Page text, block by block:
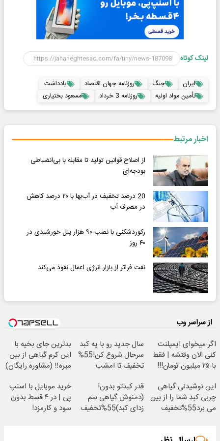
لینک کوتاه
ایران جنگ روزنامه جهان اقتصاد
یادداشت
تأمین مواد اولیه
روزنامه 3 خرداد مسعود بختیاری
اخبار مرتبط
از اصلاح قوانین تولید تا مقابله با بی‌انضباطی
بودجه‌ای
20 درصد تخفیف در آب‌بها با ۲۰ درصد کاهش
در مصرف آب
رکوردشکنی با نصب ۹۰ هزار پنل خورشیدی در
۴۰ روز
نفت فراتر از بازار انرژی اعمال نفوذ می‌کند
از سراسر وب
اگر میخوای ایمپلنت
کنی الان وقتشه | فقط
با ۲۵ میلیون تومان!!!
سال جدید رو با یه کبد
سرحال شروع کن!55%
تخفیف تا امشب
بدترین جای بخیه با
این کرم گیاهی از بین
میره‼️ (مشاوره رایگان)
این نوشیدنی گیاهی
چربی کبد شما را از بین
می برد55%تخفیف
قدر کبدتو بدون!
(دمنوش گیاهی سم
زدای کبد)55%تخفیف
خرید موبایل با اسنپ
پی | در ۴ قسط بدون
سود و کارمزد!